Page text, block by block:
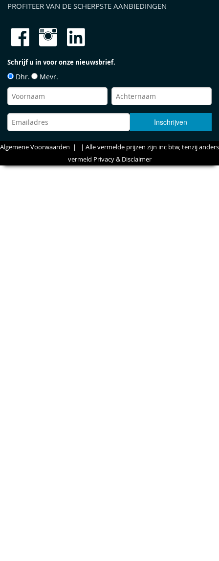
PROFITEER VAN DE SCHERPSTE AANBIEDINGEN
Schrijf u in voor onze nieuwsbrief.
Dhr. Mevr.
Algemene Voorwaarden | | Alle vermelde prijzen zijn inc btw, tenzij anders
vermeld Privacy & Disclaimer